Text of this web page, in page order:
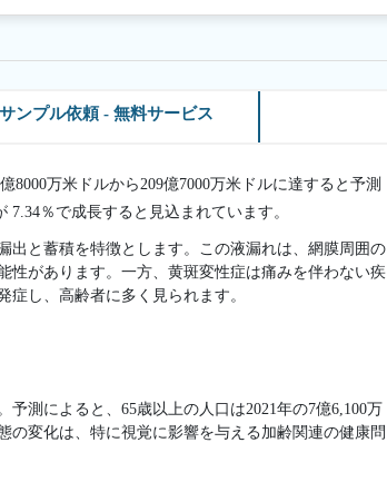
サンプル依頼 - 無料サービス
8000万米ドルから209億7000万米ドルに達すると予測
％で成長すると見込まれています。
出と蓄積を特徴とします。この液漏れは、網膜周囲の
性があります。一方、黄斑変性症は痛みを伴わない疾
し、高齢者に多く見られます。
測によると、65歳以上の人口は2021年の7億6,100万
の変化は、特に視覚に影響を与える加齢関連の健康問